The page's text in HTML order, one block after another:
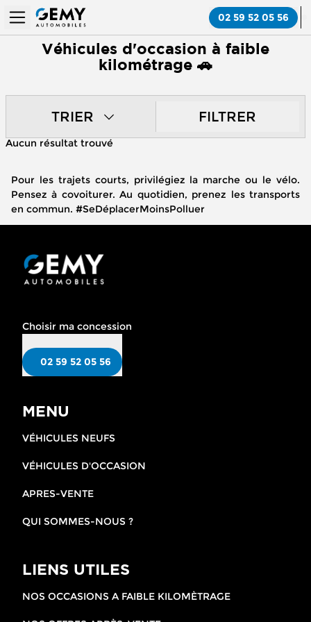
02 59 52 05 56
Véhicules d'occasion à faible
kilométrage 🚗
TRIER FILTRER
Aucun résultat trouvé
Pour les trajets courts, privilégiez la marche ou le vélo.
Pensez à covoiturer. Au quotidien, prenez les transports
en commun. #SeDéplacerMoinsPolluer
Choisir ma concession
02 59 52 05 56
MENU
VÉHICULES NEUFS
VÉHICULES D'OCCASION
APRES-VENTE
QUI SOMMES-NOUS ?
LIENS UTILES
NOS OCCASIONS A FAIBLE KILOMÈTRAGE